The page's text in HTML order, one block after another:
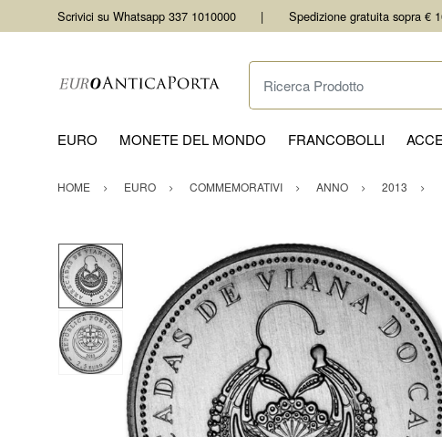
Scrivici su Whatsapp 337 1010000 Spedizione gratuita sopra €
Ricerca Prodotto
EURO MONETE DEL MONDO FRANCOBOLLI
HOME EURO COMMEMORATIVI ANNO 2013